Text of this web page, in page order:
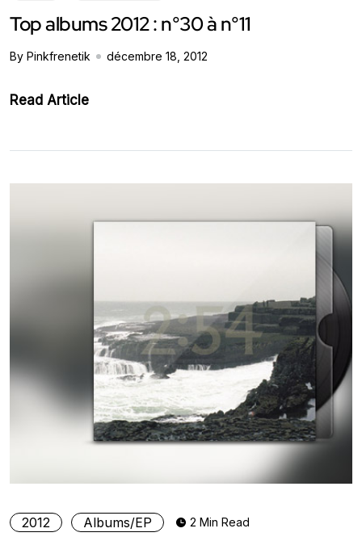
Top albums 2012 : n°30 à n°11
By Pinkfrenetik décembre 18, 2012
Read Article
2012 Albums/EP 2 Min Read